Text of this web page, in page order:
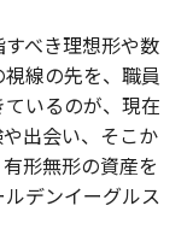
べき理想形や数
線の先を、職員
いるのが、現在
出会い、そこか
形無形の資産を
デンイーグルス